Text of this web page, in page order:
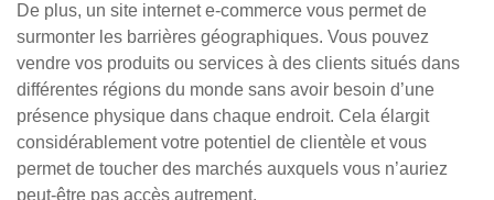
De plus, un site internet e-commerce vous permet de
surmonter les barrières géographiques. Vous pouvez
vendre vos produits ou services à des clients situés dans
différentes régions du monde sans avoir besoin d’une
présence physique dans chaque endroit. Cela élargit
considérablement votre potentiel de clientèle et vous
permet de toucher des marchés auxquels vous n’auriez
peut-être pas accès autrement.